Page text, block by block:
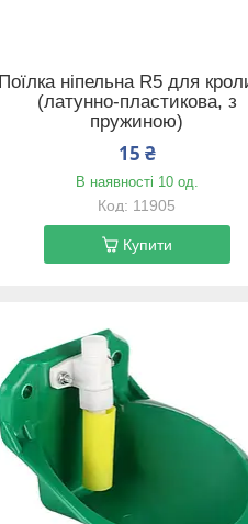
Поїлка ніпельна R5 для
(латунно-пластикова, з
пружиною)
15 ₴
В наявності 10 од.
11905
Купити